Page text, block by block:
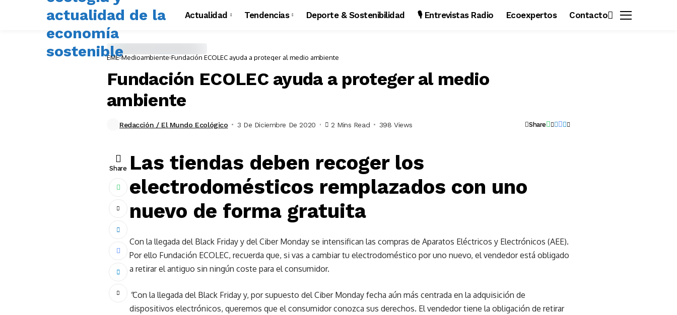
Actualidad Tendencias Deporte & Sostenibilidad 🎙️ Entrevistas Radio Ecoexpertos Contacto
EME Medioambiente Fundación ECOLEC ayuda a proteger al medio ambiente
Fundación ECOLEC ayuda a proteger al medio
ambiente
Redacción / El Mundo Ecológico 3 De Diciembre De 2020 2 Mins Read 398 Views Share
Share Las tiendas deben recoger los
electrodomésticos remplazados con uno
nuevo de forma gratuita
Con la llegada del Black Friday y del Ciber Monday se intensifican las compras de Aparatos Eléctricos y Electrónicos (AEE).
Por ello Fundación ECOLEC, recuerda que, si vas a cambiar tu electrodoméstico por uno nuevo, el vendedor está obligado
a retirar el antiguo sin ningún coste para el consumidor.
“Con la llegada del Black Friday y, por supuesto del Ciber Monday fecha aún más centrada en la adquisición de
dispositivos electrónicos, queremos que el consumidor conozca sus derechos. El vendedor tiene la obligación de retirar